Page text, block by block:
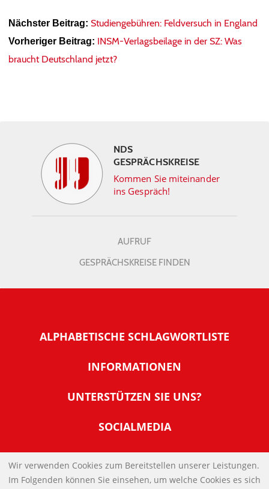
Nächster Beitrag: Studiengebühren: Feldversuch in England
Vorheriger Beitrag: INSM-Verlagsbeilage in der SZ: Was
braucht Deutschland jetzt?
NDS
GESPRÄCHSKREISE
Kommen Sie miteinander
ins Gespräch!
AUFRUF
GESPRÄCHSKREISE FINDEN
ALPHABETISCHE SCHLAGWORTLISTE
INFORMATIONEN
Warum NachDenkSeiten
Tipps zur Nutzung der NachDenkSeiten
Banner und E-Mail-Signaturen
Links
UNTERSTÜTZEN SIE UNS?
Werden Sie Fördermitglied
Spenden Sie Online
SOCIALMEDIA
IMPRESSUM
Wir verwenden Cookies zum Bereitstellen unserer Leistungen.
Im Folgenden können Sie einsehen, um welche Cookies es sich